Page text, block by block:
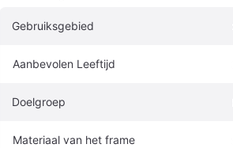
Gebruiksgebied
Aanbevolen Leeftijd
Doelgroep
Materiaal van het frame